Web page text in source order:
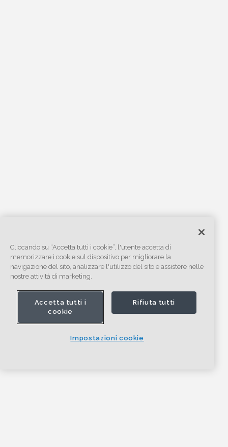
Cliccando su “Accetta tutti i cookie”, l'utente accetta di
memorizzare i cookie sul dispositivo per migliorare la
navigazione del sito, analizzare l'utilizzo del sito e assistere nelle
nostre attività di marketing.
Accetta tutti i
cookie
Rifiuta tutti
Impostazioni cookie